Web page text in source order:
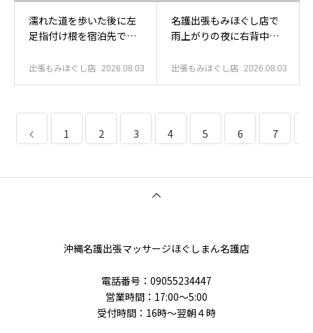
濡れた道を歩いた後に左
足指付け根を宿泊先で休
出張もみほぐし店 2026.08.03
名護出張もみほぐし店で
雨上がりの夜に右背中上
出張もみほぐし店 2026.08.03
1 2 3 4 5 6 7
沖縄名護出張マッサージほぐしまん名護店
電話番号‭：09055234447
営業時間：17:00～5:00
受付時間：16時〜翌朝４時